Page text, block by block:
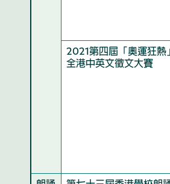
2021第四屆「奧運狂熱
全港中英文徵文大賽